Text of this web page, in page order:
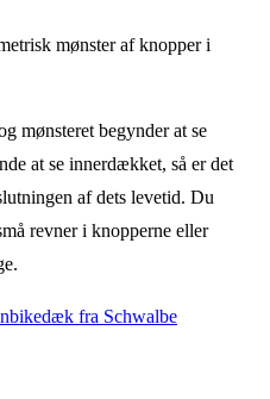
mønster af knopper i
mønsteret begynder at se
at se innerdækket, så er det
af ​​dets levetid. Du
revner i knopperne eller
fra Schwalbe